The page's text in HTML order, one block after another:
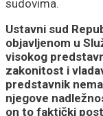
sudovima.
Ustavni sud
objavljenom u
visokog
zakonitost i
predstavnik
njegove
on to faktički